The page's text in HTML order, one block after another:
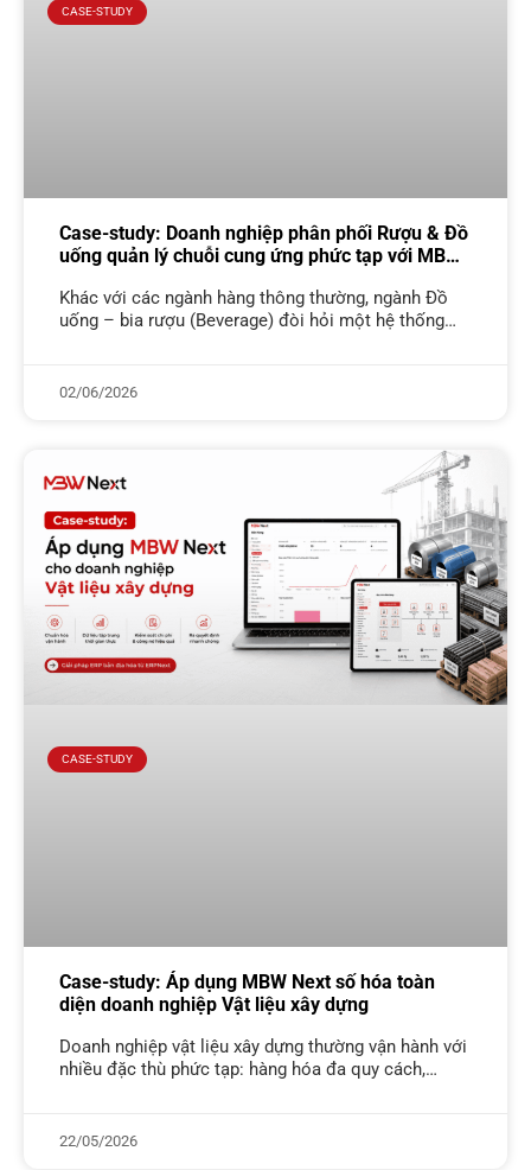
CASE-STUDY
Case-study: Doanh nghiệp phân phối Rượu & Đồ
uống quản lý chuỗi cung ứng phức tạp với MBW
Khác với các ngành hàng thông thường, ngành Đồ
uống – bia rượu (Beverage) đòi hỏi một hệ thống
02/06/2026
CASE-STUDY
Case-study: Áp dụng MBW Next số hóa toàn
diện doanh nghiệp Vật liệu xây dựng
Doanh nghiệp vật liệu xây dựng thường vận hành với
nhiều đặc thù phức tạp: hàng hóa đa quy cách,
22/05/2026